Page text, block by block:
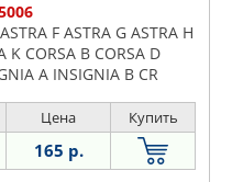
F ASTRA G ASTRA H
K CORSA B CORSA D
A INSIGNIA B CR
Цена Купить
165 р.